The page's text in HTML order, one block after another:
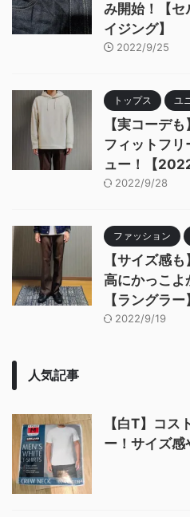
み開始！【セ
イジング】
2022/9/25
トップス ユ
【実コーデ
フィットフ
ュー！【
2022/9/28
ファッション
【サイズ感
高にかっこよ
【ラングラ
2022/9/19
人気記事
【白T】コス
ー！サイズ感